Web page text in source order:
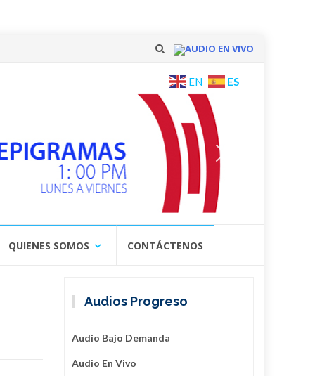
AUDIO EN VIVO
Skip
content
EN ES
QUIENES SOMOS CONTÁCTENOS
Audios Progreso
Audio Bajo Demanda
Audio En Vivo